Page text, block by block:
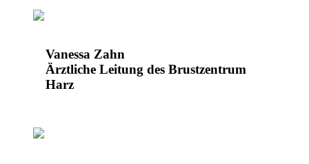
Vanessa Zahn
Ärztliche Leitung des Brustzentrum
Harz